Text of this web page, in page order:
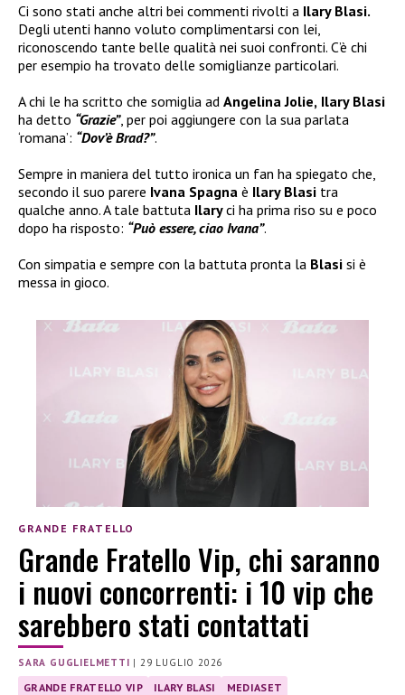
Ci sono stati anche altri bei commenti rivolti a Ilary Blasi.
Degli utenti hanno voluto complimentarsi con lei,
riconoscendo tante belle qualità nei suoi confronti. C’è chi
per esempio ha trovato delle somiglianze particolari.
A chi le ha scritto che somiglia ad Angelina Jolie, Ilary Blasi
ha detto “Grazie”, per poi aggiungere con la sua parlata
‘romana’: “Dov’è Brad?”.
Sempre in maniera del tutto ironica un fan ha spiegato che,
secondo il suo parere Ivana Spagna è Ilary Blasi tra
qualche anno. A tale battuta Ilaryci ha prima riso su e poco
dopo ha risposto: “Può essere, ciao Ivana”.
Con simpatia e sempre con la battuta pronta la Blasi si è
messa in gioco.
GRANDE FRATELLO
Grande Fratello Vip, chi saranno
i nuovi concorrenti: i 10 vip che
sarebbero stati contattati
SARA GUGLIELMETTI |29 LUGLIO 2026
GRANDE FRATELLO VIP ILARY BLASI MEDIASET